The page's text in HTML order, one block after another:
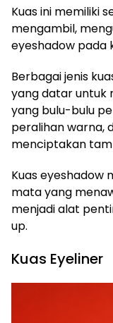
Kuas ini memiliki
mengambil,
eyeshadow pada
Berbagai jenis
yang datar untuk
yang bulu-bulu
peralihan warna,
menciptakan
Kuas
mata yang
menjadi alat
up.
Kuas Eyeliner